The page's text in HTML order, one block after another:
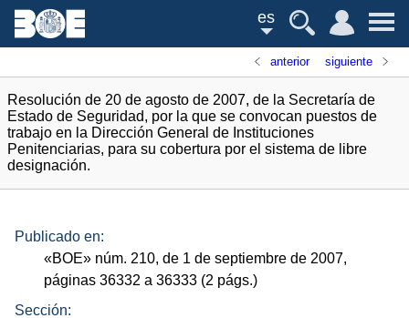
es
anterior siguiente
Resolución de 20 de agosto de 2007, de la Secretaría de
Estado de Seguridad, por la que se convocan puestos de
trabajo en la Dirección General de Instituciones
Penitenciarias, para su cobertura por el sistema de libre
designación.
Publicado en:
«BOE» núm. 210, de 1 de septiembre de 2007,
páginas 36332 a 36333 (2 págs.)
Sección: